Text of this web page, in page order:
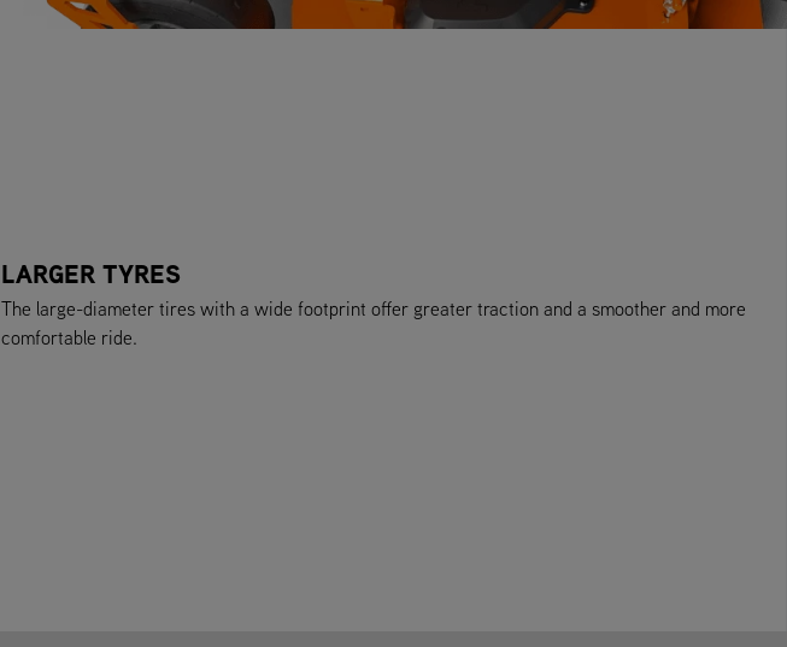
LARGER TYRES
The large-diameter tires with a wide footprint offer greater traction and a smoother and more
comfortable ride.